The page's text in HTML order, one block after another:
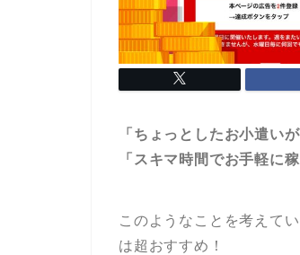
「ちょっとしたお小遣いが
「スキマ時間でお手軽に稼
このようなことを考えて
は超おすすめ！